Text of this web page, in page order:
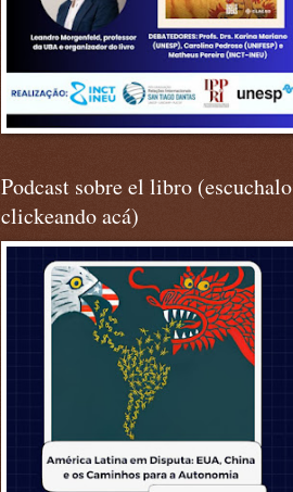
Podcast sobre el libro (escuchalo
clickeando acá)